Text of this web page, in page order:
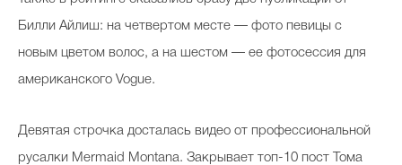
Билли Айлиш: на четвертом месте — фото певицы с
новым цветом волос, а на шестом — ее фотосессия для
американского Vogue.
Девятая строчка досталась видео от профессиональной
русалки Mermaid Montana. Закрывает топ-10 пост Тома